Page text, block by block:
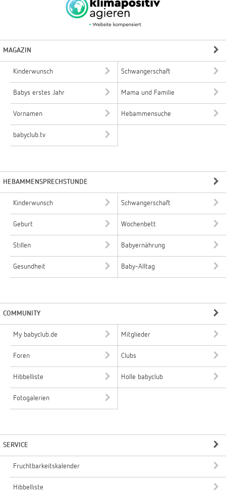
MAGAZIN
Kinderwunsch Schwangerschaft
Babys erstes Jahr Mama und Familie
Vornamen Hebammensuche
babyclub.tv
HEBAMMENSPRECHSTUNDE
Kinderwunsch Schwangerschaft
Geburt Wochenbett
Stillen Babyernährung
Gesundheit Baby-Alltag
COMMUNITY
My babyclub.de Mitglieder
Foren Clubs
Hibbelliste Holle babyclub
Fotogalerien
SERVICE
Fruchtbarkeitskalender
Hibbelliste